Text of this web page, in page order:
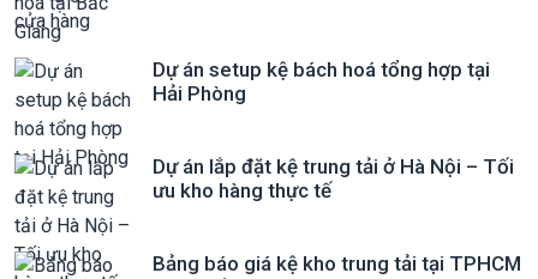
Dự án setup kệ bách hoá tổng hợp tại
Hải Phòng
Dự án lắp đặt kệ trung tải ở Hà Nội – Tối
ưu kho hàng thực tế
Bảng báo giá kệ kho trung tải tại TPHCM